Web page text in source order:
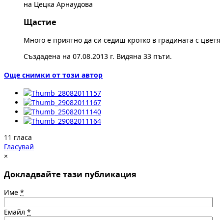
на Цецка Арнаудова
Щастие
Много е приятно да си седиш кротко в градината с
Създадена на 07.08.2013 г. Видяна 33 пъти.
Още снимки от този автор
11 гласа
Гласувай
×
Докладвайте тази публикация
Име *
Емайл *